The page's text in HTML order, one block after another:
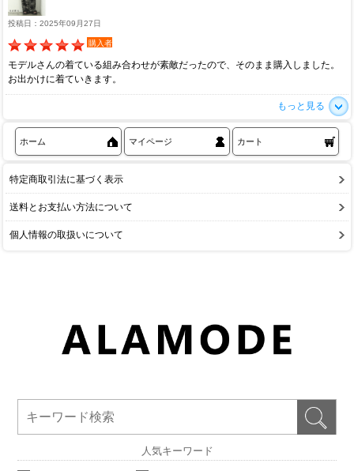
投稿日：2025年09月27日
購入者
モデルさんの着ている組み合わせが素敵だったので、そのまま購入しました。
お出かけに着ていきます。
もっと見る
ホーム マイページ カート
特定商取引法に基づく表示
送料とお支払い方法について
個人情報の取扱いについて
人気キーワード